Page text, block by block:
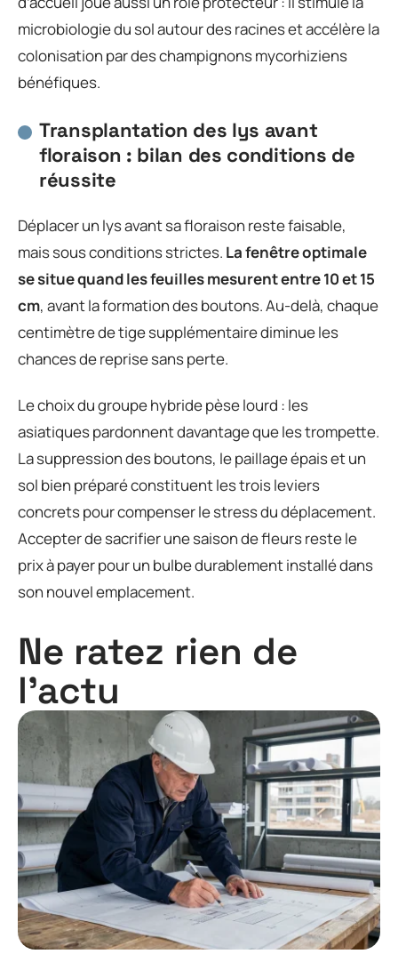
microbiologie du sol autour des racines et accélère la
colonisation par des champignons mycorhiziens
bénéfiques.
Transplantation des lys avant
floraison : bilan des conditions de
réussite
Déplacer un lys avant sa floraison reste faisable,
mais sous conditions strictes. La fenêtre optimale
se situe quand les feuilles mesurent entre 10 et 15
cm, avant la formation des boutons. Au-delà, chaque
centimètre de tige supplémentaire diminue les
chances de reprise sans perte.
Le choix du groupe hybride pèse lourd : les
asiatiques pardonnent davantage que les trompette.
La suppression des boutons, le paillage épais et un
sol bien préparé constituent les trois leviers
concrets pour compenser le stress du déplacement.
Accepter de sacrifier une saison de fleurs reste le
prix à payer pour un bulbe durablement installé dans
son nouvel emplacement.
Ne ratez rien de
l'actu